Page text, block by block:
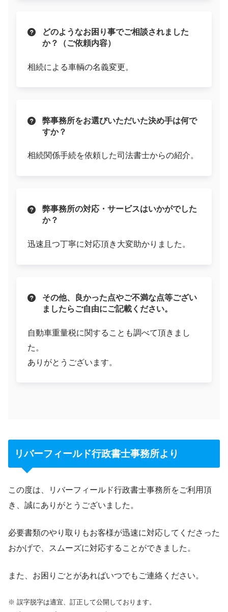
どのようなお困り事でご相談されました
か？（ご依頼内容）
相続による車輌の名義変更。
弊事務所をお選びいただいた決め手は何で
すか？
相続関係手続を依頼した司法書士からの紹介。
弊事務所の対応・サービスはいかがでした
か？
迅速且つ丁寧に対応頂き大変助かりました。
その他、良かった点やご不満な点等ござい
ましたらご自由にご記載ください。
自動車重量税に関することも調べて頂きまし
た。
ありがとうございます。
リバーフィールド行政書士事務所より
この度は、リバーフィールド行政書士事務所をご利用頂
き、誠にありがとうございました。
必要書類のやり取りもお客様が迅速に対応してくださった
おかげで、スムーズに対応することができました。
また、お困りごとがあればいつでもご連絡ください。
※ 誤字脱字は適宜、訂正して公開しております。